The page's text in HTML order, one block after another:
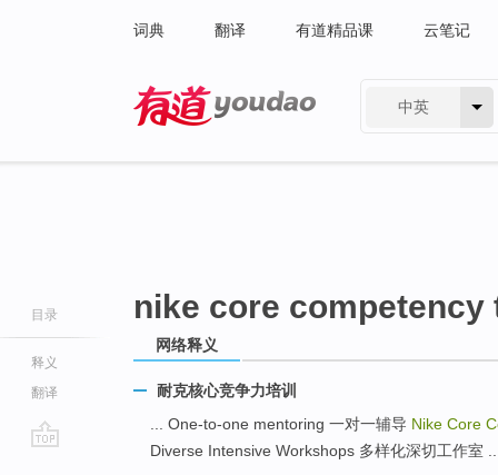
词典 翻译 有道精品课 云笔记
中英
目录
释义
翻译
nike core competency
网络释义
耐克核心竞争力培训
... One-to-one mentoring 一对一辅导 Nike Core
Diverse Intensive Workshops 多样化深切工作室